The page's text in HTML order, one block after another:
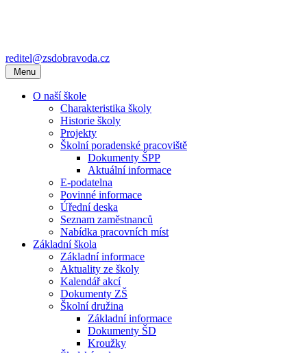
reditel@zsdobravoda.cz
Menu
O naší škole
Charakteristika školy
Historie školy
Projekty
Školní poradenské pracoviště
Dokumenty ŠPP
Aktuální informace
E-podatelna
Povinné informace
Úřední deska
Seznam zaměstnanců
Nabídka pracovních míst
Základní škola
Základní informace
Aktuality ze školy
Kalendář akcí
Dokumenty ZŠ
Školní družina
Základní informace
Dokumenty ŠD
Kroužky